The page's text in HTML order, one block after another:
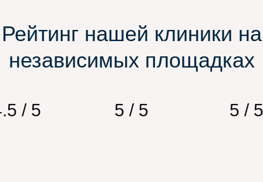
Рейтинг нашей клиники на
независимых площадках
/ 5 5 / 5 5 / 5